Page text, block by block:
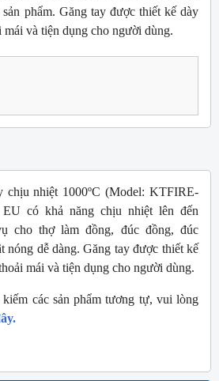
phẩm. Găng tay được thiết kế dày
mái và tiện dụng cho người dùng.
chịu nhiệt 1000ºC (Model: KTFIRE-
EU có khả năng chịu nhiệt lên đến
cho thợ làm đồng, đúc đồng, đúc
nóng dễ dàng. Găng tay được thiết kế
mái và tiện dụng cho người dùng.
các sản phẩm tương tự, vui lòng